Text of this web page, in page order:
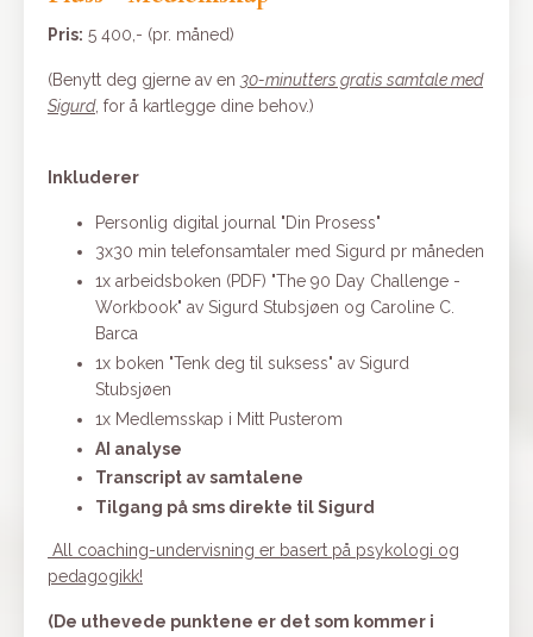
Pris: 5 400,- (pr. måned)
(Benytt deg gjerne av en 30-minutters gratis samtale med
Sigurd, for å kartlegge dine behov.)
Inkluderer
Personlig digital journal "Din Prosess"
3x30 min telefonsamtaler med Sigurd pr måneden
1x arbeidsboken (PDF) "The 90 Day Challenge -
Workbook" av Sigurd Stubsjøen og Caroline C.
Barca
1x boken "Tenk deg til suksess" av Sigurd
Stubsjøen
1x Medlemsskap i Mitt Pusterom
AI analyse
Transcript av samtalene
Tilgang på sms direkte til Sigurd
All coaching-undervisning er basert på psykologi og
pedagogikk!
(De uthevede punktene er det som kommer i